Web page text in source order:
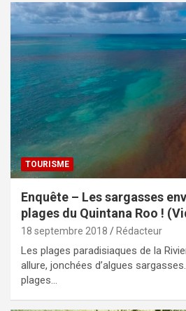
TOURISME
Enquête – Les sargasses
plages du Quintana Roo !
18 septembre 2018 Rédacteur
Les plages paradisiaques de la
allure, jonchées d’algues
plages…